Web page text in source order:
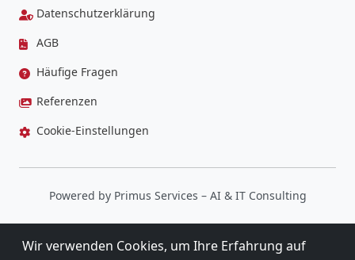
Datenschutzerklärung
AGB
Häufige Fragen
Referenzen
Cookie-Einstellungen
Powered by Primus Services – AI & IT Consulting
Wir verwenden Cookies, um Ihre Erfahrung auf